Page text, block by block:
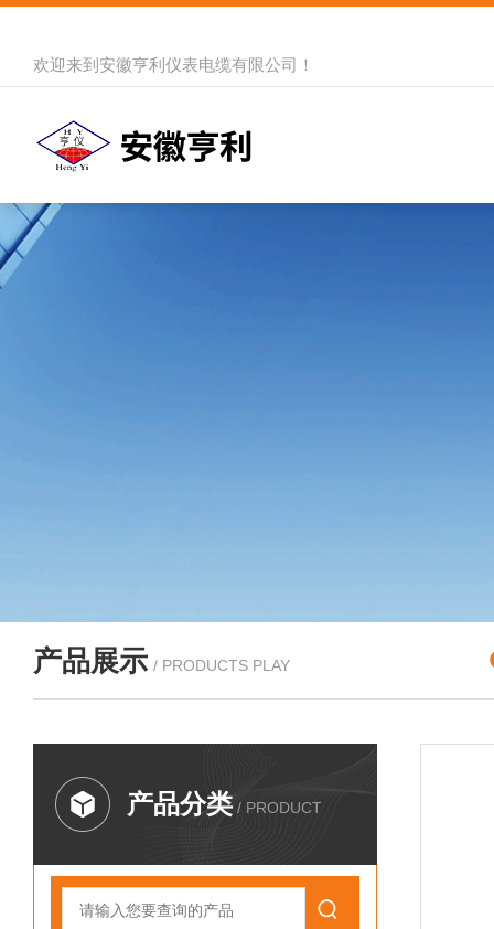
欢迎来到 安徽亨利仪表电缆有限公司 ！
产品展示 / PRODUCTS PLAY
产品分类 / PRODUCT